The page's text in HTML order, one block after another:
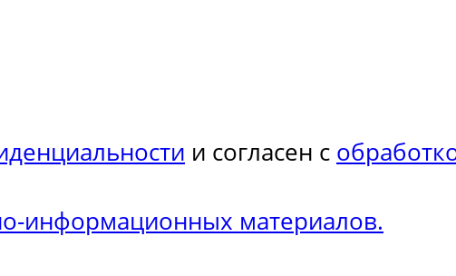
и согласен с
информационных материалов.